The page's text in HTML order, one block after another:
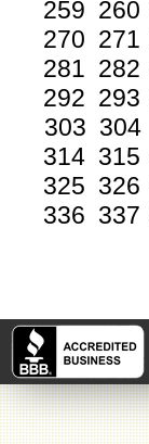
259 260
270 271
281 282
292 293
303 304
314 315
325 326
336 337